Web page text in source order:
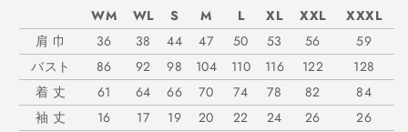
WM WL S M L XL XXL
XXXL
肩 巾
36 38 44 47 50 53 56
59
バスト
86 92 98 104 110 116 122
128
着 丈
61 64 66 70 74 78 82
84
袖 丈
16 17 19 20 22 24 26 26